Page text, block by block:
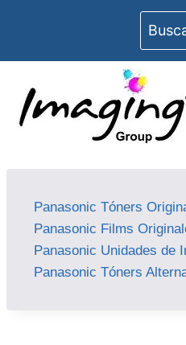
Panasonic Tóners
Panasonic Films
Panasonic Unidades de
Panasonic Tóners